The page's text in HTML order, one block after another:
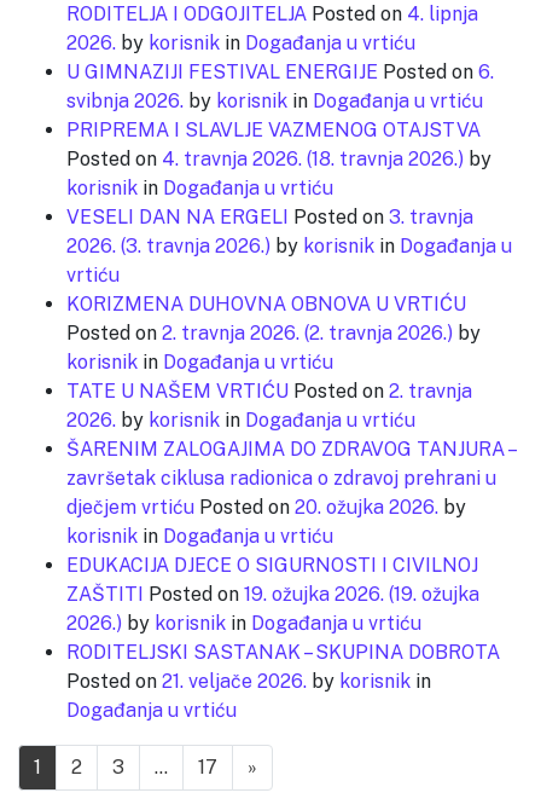
RODITELJA I ODGOJITELJA Posted on 4. lipnja
2026. by korisnik in Događanja u vrtiću
U GIMNAZIJI FESTIVAL ENERGIJE Posted on 6.
svibnja 2026. by korisnik in Događanja u vrtiću
PRIPREMA I SLAVLJE VAZMENOG OTAJSTVA
Posted on 4. travnja 2026. (18. travnja 2026.) by
korisnik in Događanja u vrtiću
VESELI DAN NA ERGELI Posted on 3. travnja
2026. (3. travnja 2026.) by korisnik in Događanja u
vrtiću
KORIZMENA DUHOVNA OBNOVA U VRTIĆU
Posted on 2. travnja 2026. (2. travnja 2026.) by
korisnik in Događanja u vrtiću
TATE U NAŠEM VRTIĆU Posted on 2. travnja
2026. by korisnik in Događanja u vrtiću
ŠARENIM ZALOGAJIMA DO ZDRAVOG TANJURA –
završetak ciklusa radionica o zdravoj prehrani u
dječjem vrtiću Posted on 20. ožujka 2026. by
korisnik in Događanja u vrtiću
EDUKACIJA DJECE O SIGURNOSTI I CIVILNOJ
ZAŠTITI Posted on 19. ožujka 2026. (19. ožujka
2026.) by korisnik in Događanja u vrtiću
RODITELJSKI SASTANAK – SKUPINA DOBROTA
Posted on 21. veljače 2026. by korisnik in
Događanja u vrtiću
Posts navigation
1 2 3 … 17 »